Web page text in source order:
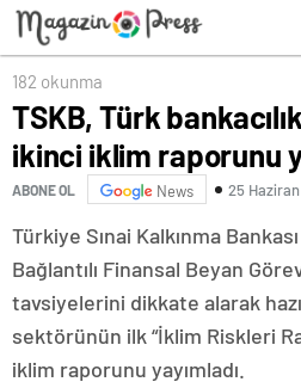
182 okunma
TSKB, Türk
ikinci iklim raporunu
ABONE OL News 25
Türkiye Sınai Kalkınma
Bağlantılı Finansal Beyan
tavsiyelerini dikkate alarak
sektörünün ilk “İklim Riskleri
iklim raporunu yayımladı.